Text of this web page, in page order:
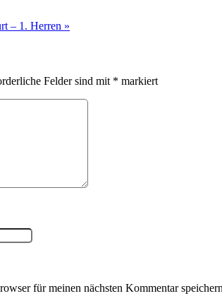
– 1. Herren »
Felder sind mit * markiert
für meinen nächsten Kommentar